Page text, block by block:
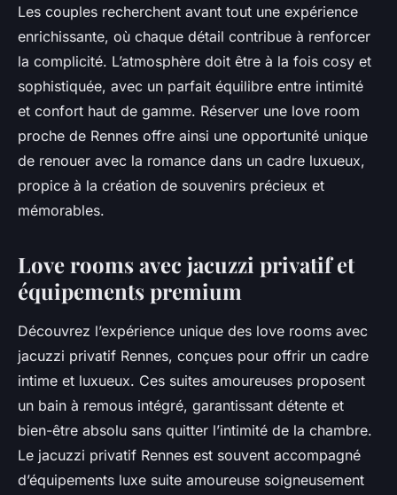
Les couples recherchent avant tout une expérience
enrichissante, où chaque détail contribue à renforcer
la complicité. L’atmosphère doit être à la fois cosy et
sophistiquée, avec un parfait équilibre entre intimité
et confort haut de gamme. Réserver une love room
proche de Rennes offre ainsi une opportunité unique
de renouer avec la romance dans un cadre luxueux,
propice à la création de souvenirs précieux et
mémorables.
Love rooms avec jacuzzi privatif et
équipements premium
Découvrez l’expérience unique des love rooms avec
jacuzzi privatif Rennes, conçues pour offrir un cadre
intime et luxueux. Ces suites amoureuses proposent
un bain à remous intégré, garantissant détente et
bien-être absolu sans quitter l’intimité de la chambre.
Le jacuzzi privatif Rennes est souvent accompagné
d’équipements luxe suite amoureuse soigneusement